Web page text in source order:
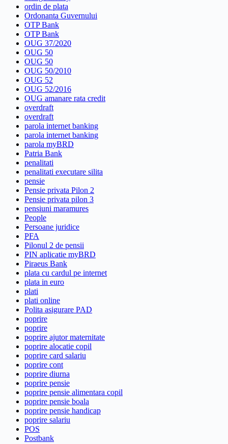
ordin de plata
Ordonanta Guvernului
OTP Bank
OTP Bank
OUG 37/2020
OUG 50
OUG 50
OUG 50/2010
OUG 52
OUG 52/2016
OUG amanare rata credit
overdraft
overdraft
parola internet banking
parola internet banking
parola myBRD
Patria Bank
penalitati
penalitati executare silita
pensie
Pensie privata Pilon 2
Pensie privata pilon 3
pensiuni maramures
People
Persoane juridice
PFA
Pilonul 2 de pensii
PIN aplicatie myBRD
Piraeus Bank
plata cu cardul pe internet
plata in euro
plati
plati online
Polita asigurare PAD
poprire
poprire
poprire ajutor maternitate
poprire alocatie copil
poprire card salariu
poprire cont
poprire diurna
poprire pensie
poprire pensie alimentara copil
poprire pensie boala
poprire pensie handicap
poprire salariu
POS
Postbank